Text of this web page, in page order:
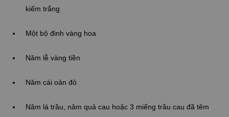
kiếm trắng
Một bộ đinh vàng hoa
Năm lễ vàng tiền
Năm cái oản đỏ
Năm lá trầu, năm quả cau hoặc 3 miếng trầu cau đã têm